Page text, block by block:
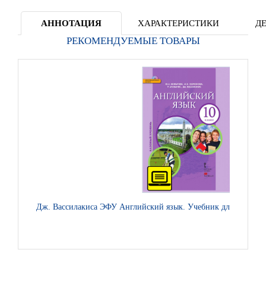
АННОТАЦИЯ ХАРАКТЕРИСТИКИ
РЕКОМЕНДУЕМЫЕ ТОВАРЫ
Дж. Вассилакиса ЭФУ Английский язык. Учебник для 10